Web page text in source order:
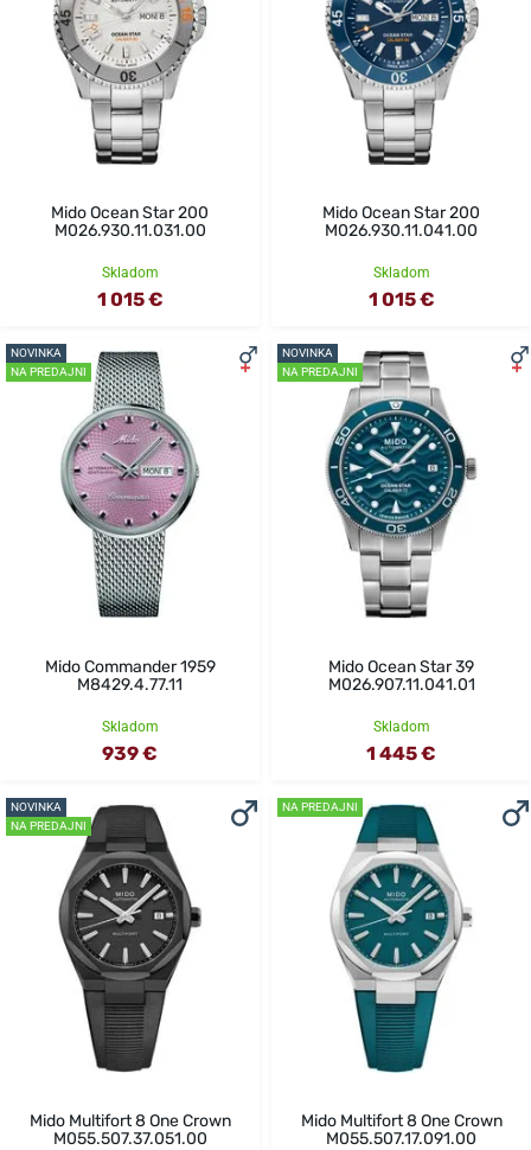
Mido Ocean Star 200
M026.930.11.031.00
Skladom
1 015 €
Mido Ocean Star 200
M026.930.11.041.00
Skladom
1 015 €
NOVINKA
NA PREDAJNI
Mido Commander 1959
M8429.4.77.11
Skladom
939 €
NOVINKA
NA PREDAJNI
Mido Ocean Star 39
M026.907.11.041.01
Skladom
1 445 €
NOVINKA
NA PREDAJNI
Mido Multifort 8 One Crown
M055.507.37.051.00
NA PREDAJNI
Mido Multifort 8 One Crown
M055.507.17.091.00